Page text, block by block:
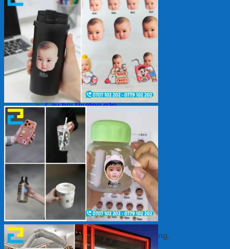
Backdrop
In Tem Nhãn
In Decal
Tin tức
Tin Tức In Kỹ Thuật Số
Tin Tức In UV
Tin tức công ty
Tuyển dụng
Câu hỏi thường gặp
Liên hệ
Tìm
kiếm:
Giỏ hàng /
Chưa có sản phẩm trong giỏ hàng.